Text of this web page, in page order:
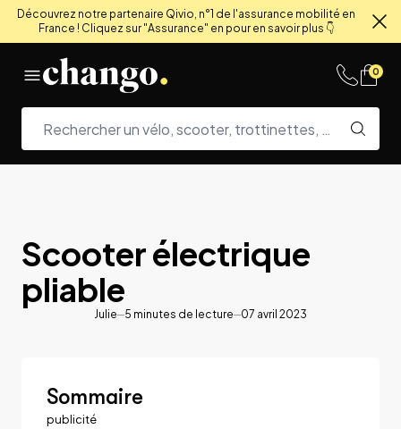
Découvrez notre partenaire Qivio, n°1 de l'assurance mobilité en
France ! Cliquez sur "Assurance" en pour en savoir plus 👇
0
Scooter électrique
pliable
Julie 5 minutes de lecture 07 avril 2023
Sommaire
publicité